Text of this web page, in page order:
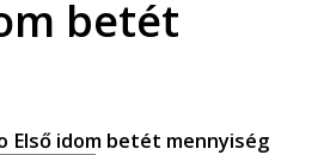
betét
Első idom betét mennyiség